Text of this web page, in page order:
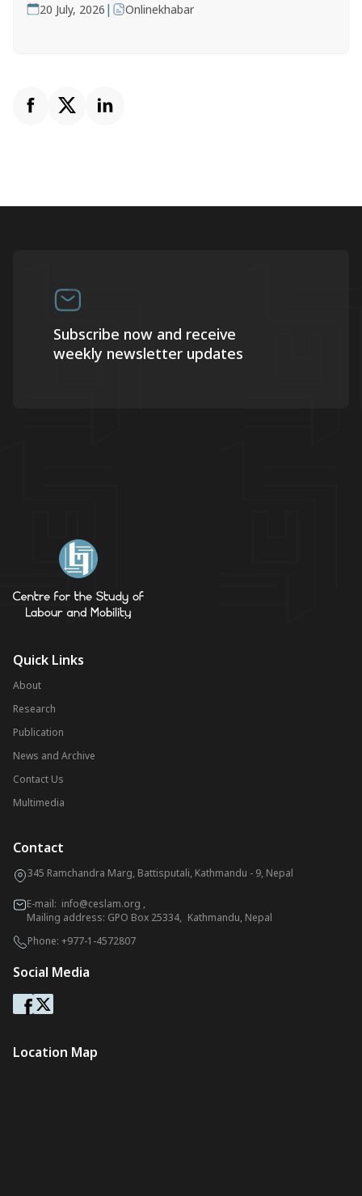
20 July, 2026 | Onlinekhabar
Subscribe now and receive
weekly newsletter updates
Quick Links
About
Research
Publication
News and Archive
Contact Us
Multimedia
Contact
345 Ramchandra Marg, Battisputali, Kathmandu - 9, Nepal
E-mail: info@ceslam.org ,
Mailing address: GPO Box 25334, Kathmandu, Nepal
Phone: +977-1-4572807
Social Media
Location Map